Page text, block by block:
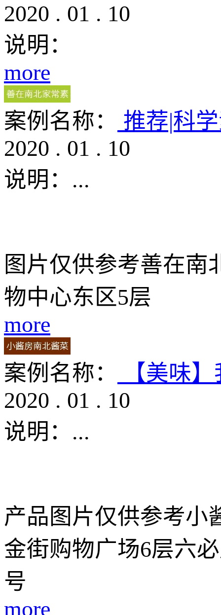
2020 . 01 . 10
说明：
more
案例名称：
推荐|科
2020 . 01 . 10
说明： ...
图片仅供参考善在南
物中心东区5层
more
案例名称：
【美味
2020 . 01 . 10
说明： ...
产品图片仅供参考小
金街购物广场6层六
号
more